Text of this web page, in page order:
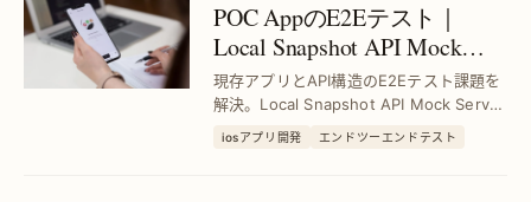
POC AppのE2Eテスト｜
Local Snapshot API Mock
Serverで既存APIを効率検証
現存アプリとAPI構造のE2Eテスト課題を
解決。Local Snapshot API Mock Server
を活用し、テスト環境構築と動作検証を
iosアプリ開発 エンドツーエンドテスト